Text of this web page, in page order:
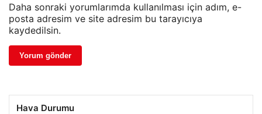
Daha sonraki yorumlarımda kullanılması için adım, e-
posta adresim ve site adresim bu tarayıcıya
kaydedilsin.
Hava Durumu